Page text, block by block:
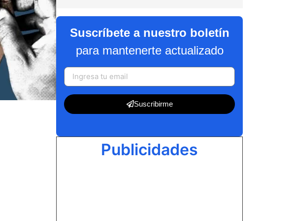
Suscríbete a nuestro boletín
para mantenerte actualizado
Suscribirme
Publicidades